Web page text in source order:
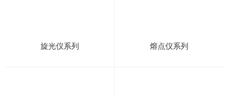
旋光仪系列 熔点仪系列